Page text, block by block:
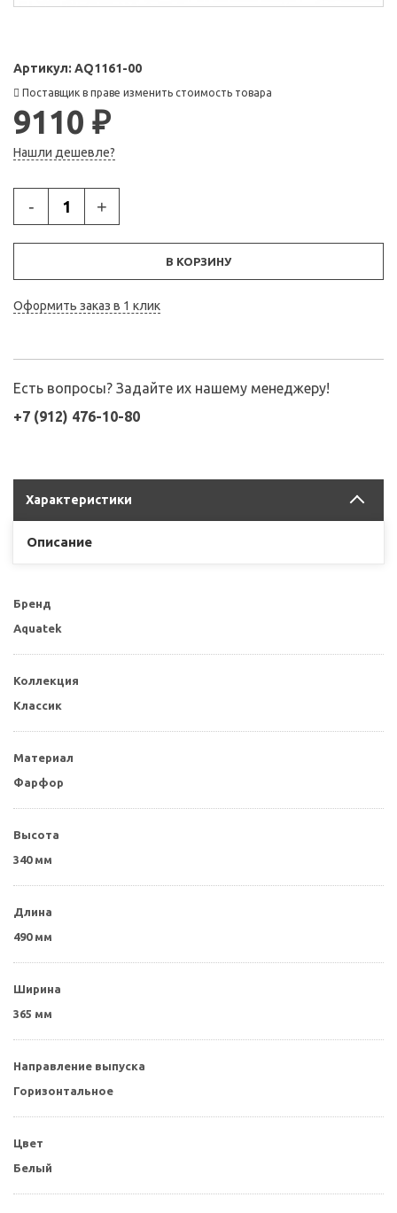
Артикул: AQ1161-00
Поставщик в праве изменить стоимость товара
9110 ₽
Нашли дешевле?
- +
В КОРЗИНУ
Оформить заказ в 1 клик
Есть вопросы? Задайте их нашему менеджеру!
+7 (912) 476-10-80
Характеристики
Описание
Бренд
Aquatek
Коллекция
Классик
Материал
Фарфор
Высота
340 мм
Длина
490 мм
Ширина
365 мм
Направление выпуска
Горизонтальное
Цвет
Белый